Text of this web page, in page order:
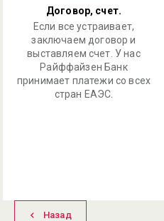
Договор, счет.
Если все устраивает,
заключаем договор и
выставляем счет. У нас
Райффайзен Банк
принимает платежи со всех
стран ЕАЭС.
Назад